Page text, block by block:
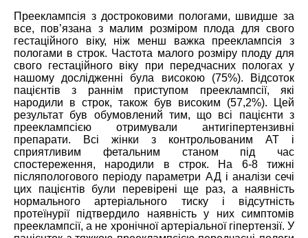
Прееклампсія з достроковими пологами, швидше за
все, пов’язана з малим розміром плода для свого
гестаційного віку, ніж менш важка прееклампсія з
пологами в строк. Частота малого розміру плоду для
свого гестаційного віку при передчасних пологах у
нашому дослідженні була високою (75%). Відсоток
пацієнтів з раннім приступом прееклампсії, які
народили в строк, також був високим (57,2%). Цей
результат був обумовлений тим, що всі пацієнти з
прееклампсією отримували антигіпертензивні
препарати. Всі жінки з контрольованим АТ і
сприятливим фетальним станом під час
спостереження, народили в строк. На 6-8 тижні
післяпологового періоду параметри АД і аналізи сечі
цих пацієнтів були перевірені ще раз, а наявність
нормального артеріального тиску і відсутність
протеїнурії підтвердило наявність у них симптомів
прееклампсії, а не хронічної артеріальної гіпертензії. У